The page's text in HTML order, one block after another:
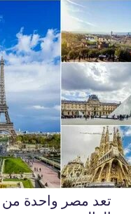
تعد مصر واحدة من